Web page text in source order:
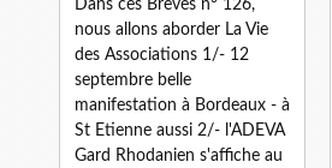
Dans ces Brèves n° 126,
nous allons aborder La Vie
des Associations 1/- 12
septembre belle
manifestation à Bordeaux - à
St Etienne aussi 2/- l'ADEVA
Gard Rhodanien s'affiche au